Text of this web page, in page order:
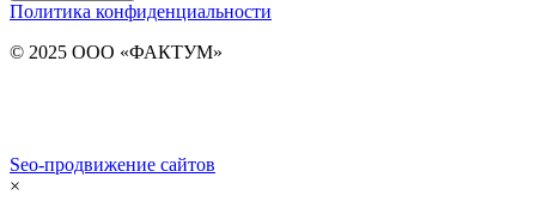
Политика конфиденциальности
© 2025 ООО «ФАКТУМ»
Seo-продвижение сайтов
×